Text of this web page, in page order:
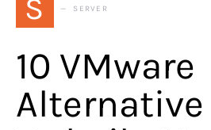
S SERVER
10 VMware
Alternative